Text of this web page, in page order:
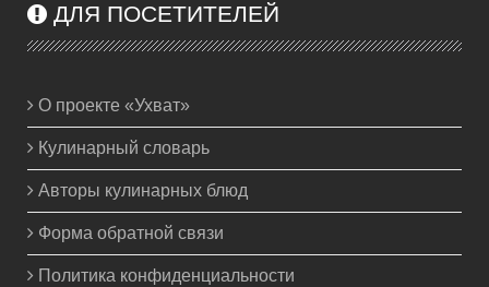
ДЛЯ ПОСЕТИТЕЛЕЙ
О проекте «Ухват»
Кулинарный словарь
Авторы кулинарных блюд
Форма обратной связи
Политика конфиденциальности